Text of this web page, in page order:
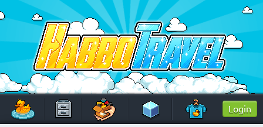
to
content
HabboTravel
Un viaggio di pixel!
Login